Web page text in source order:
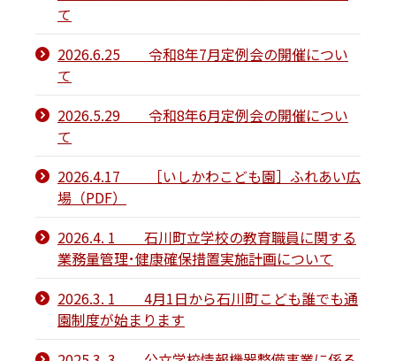
て
2026.6.25 令和8年7月定例会の開催につい
て
2026.5.29 令和8年6月定例会の開催につい
て
2026.4.17 ［いしかわこども園］ふれあい広
場（PDF）
2026.4. 1 石川町立学校の教育職員に関する
業務量管理･健康確保措置実施計画について
2026.3. 1 4月1日から石川町こども誰でも通
園制度が始まります